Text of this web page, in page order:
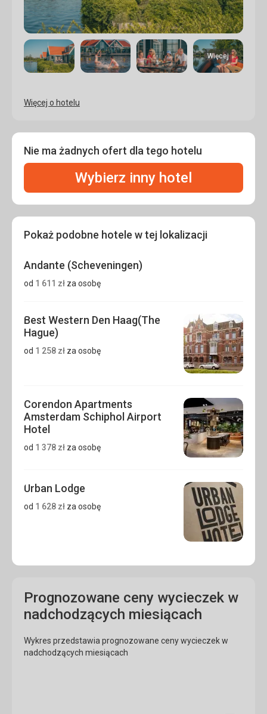
Więcej
Więcej o hotelu
Nie ma żadnych ofert dla tego hotelu
Wybierz inny hotel
Pokaż podobne hotele w tej lokalizacji
Andante (Scheveningen)
od 1 611 zł za osobę
Best Western Den Haag(The
Hague)
od 1 258 zł za osobę
Corendon Apartments
Amsterdam Schiphol Airport
Hotel
od 1 378 zł za osobę
Urban Lodge
od 1 628 zł za osobę
Prognozowane ceny wycieczek w
nadchodzących miesiącach
Wykres przedstawia prognozowane ceny wycieczek w
nadchodzących miesiącach